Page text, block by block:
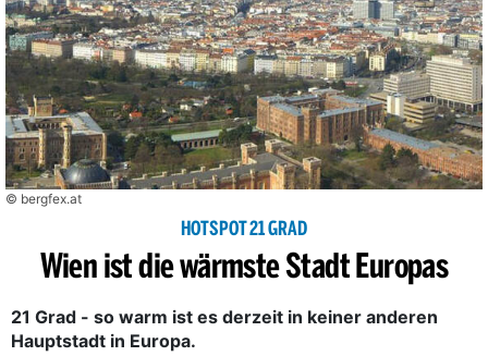
© bergfex.at
HOTSPOT 21 GRAD
Wien ist die wärmste Stadt Europas
21 Grad - so warm ist es derzeit in keiner anderen
Hauptstadt in Europa.